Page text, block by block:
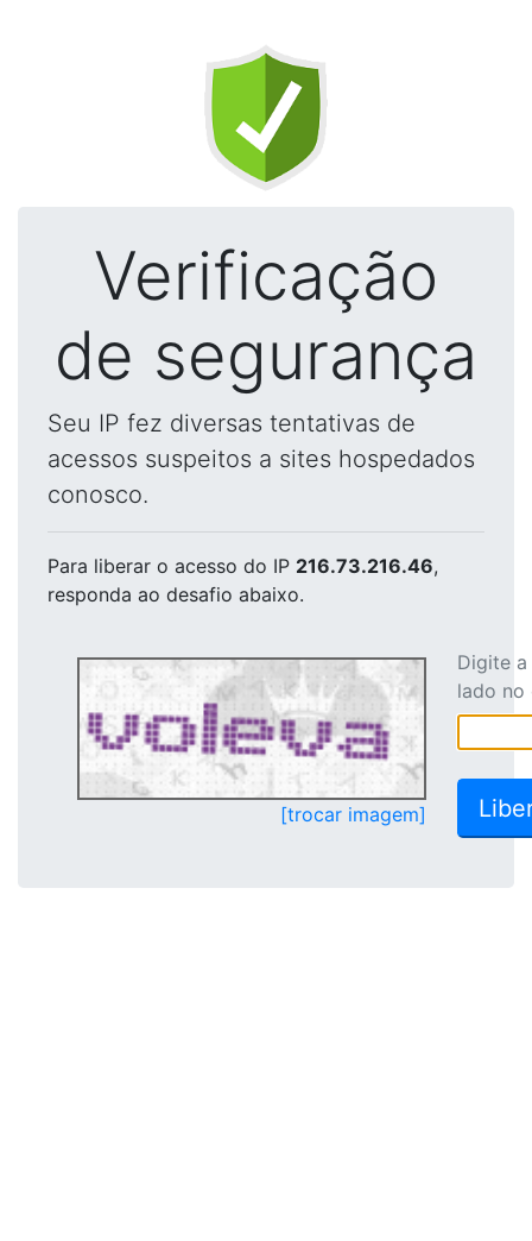
Verificação
de segurança
Seu IP fez diversas tentativas de
acessos suspeitos a sites hospedados
conosco.
Para liberar o acesso do IP 216.73.216.46,
responda ao desafio abaixo.
[trocar imagem]
Digite
lado no